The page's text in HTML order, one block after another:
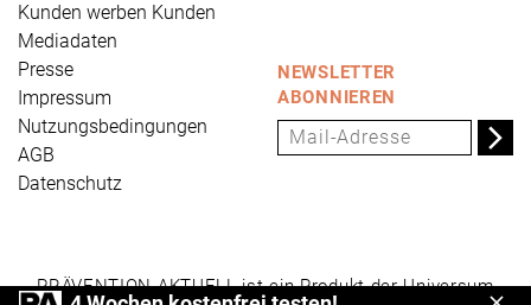
Kunden werben Kunden
Mediadaten
Presse
Impressum
Nutzungsbedingungen
AGB
Datenschutz
NEWSLETTER
ABONNIEREN
PRÄVENTION AKTUELL ist ein Produkt der Universum